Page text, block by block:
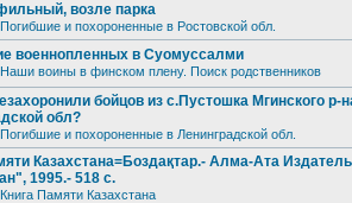
возле парка
Погибшие и похороненные в Ростовской обл.
военнопленных в Суомуссалми
Наши воины в финском плену. Поиск родственников
бойцов из с.Пустошка Мгинского р-
обл?
Погибшие и похороненные в Ленинградской обл.
Казахстана=Боздақтар.- Алма-Ата
1995.- 518 с.
Книга Памяти Казахстана